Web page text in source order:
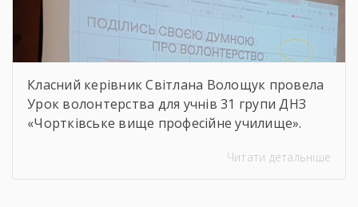
Класний керівник Світлана Волощук провела
Урок волонтерства для учнів 31 групи ДНЗ
«Чортківське вище професійне училище».
урок відбувся онлайн, у живому спілкуванні, з
Читати детальніше